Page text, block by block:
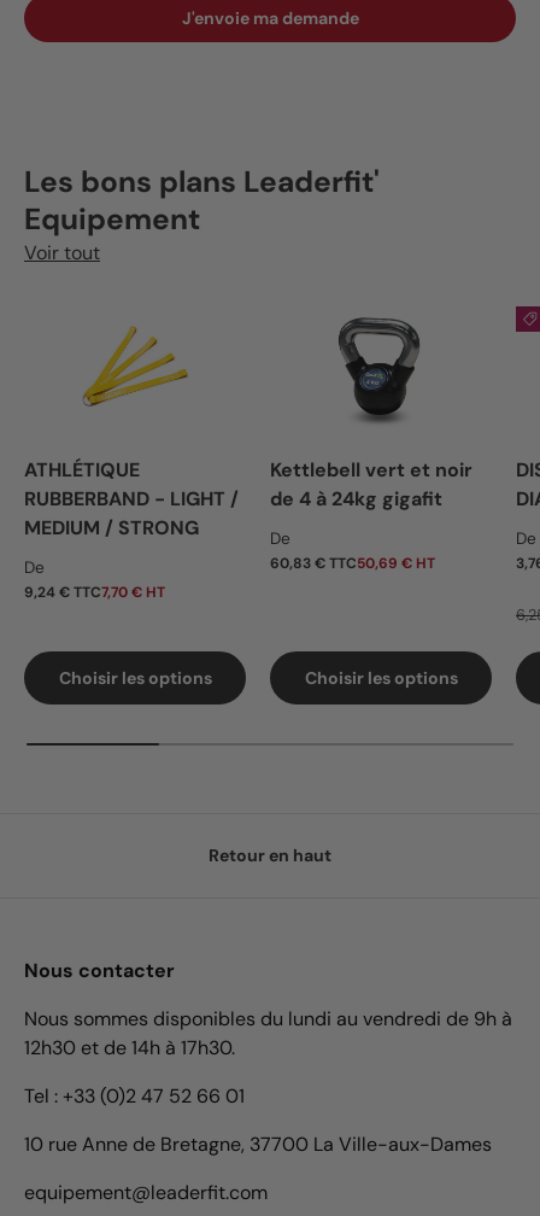
J'envoie ma demande
Les bons plans Leaderfit'
Equipement
Voir tout
ATHLÉTIQUE
RUBBERBAND - LIGHT /
MEDIUM / STRONG
Prix habituel
De
9,24 € TTC7,70 € HT
Choisir les options
Kettlebell vert et noir
de 4 à 24kg gigafit
Prix habituel
De
60,83 € TTC50,69 € HT
Choisir les options
De
Retour en haut
Nous contacter
Nous sommes disponibles du lundi au vendredi de 9h à
12h30 et de 14h à 17h30.
Tel : +33 (0)2 47 52 66 01
10 rue Anne de Bretagne, 37700 La Ville-aux-Dames
equipement@leaderfit.com